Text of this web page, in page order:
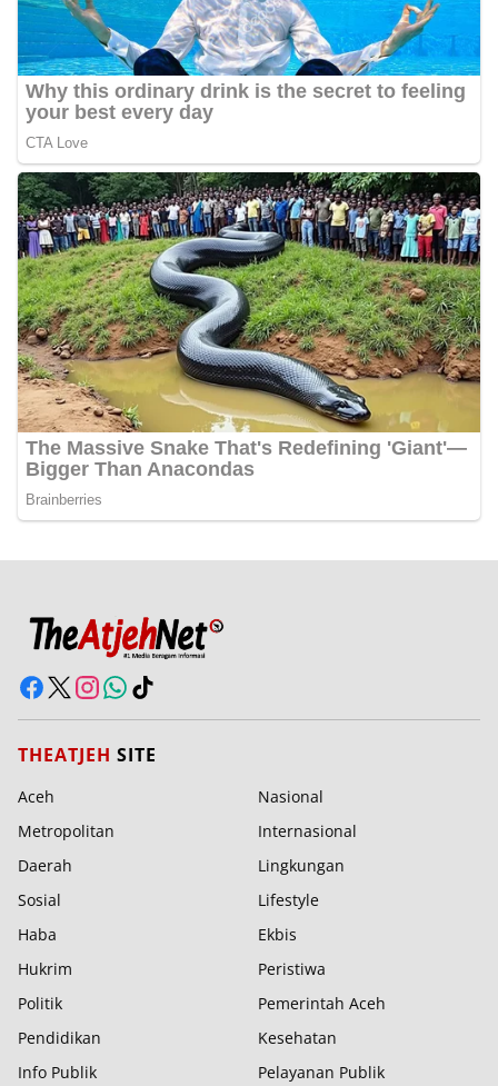
THEATJEH SITE
Aceh
Nasional
Metropolitan
Internasional
Daerah
Lingkungan
Sosial
Lifestyle
Haba
Ekbis
Hukrim
Peristiwa
Politik
Pemerintah Aceh
Pendidikan
Kesehatan
Info Publik
Pelayanan Publik